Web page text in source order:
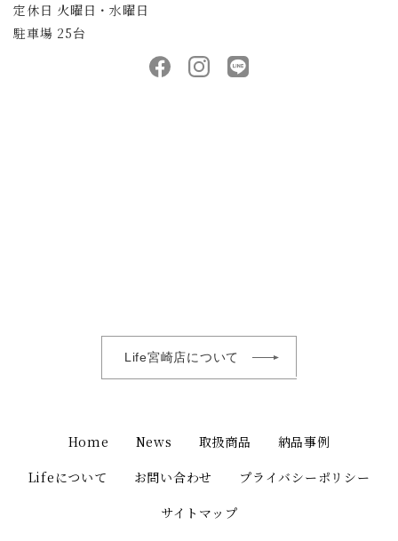
定休日 火曜日・水曜日
駐車場 25台
Life宮崎店について
Home News 取扱商品
納品事例
Lifeについて
お問い合わせ
プライバシーポリシー
サイトマップ